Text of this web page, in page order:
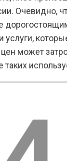
Очевидно,
услуги,
может
таких